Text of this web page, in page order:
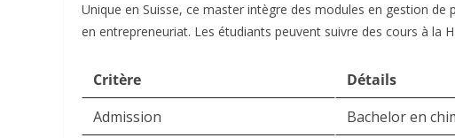
Unique en Suisse, ce master intègre des modules en gestion
en entrepreneuriat. Les étudiants peuvent suivre des cours à la
Critère
Détails
Admission
Bachelor en